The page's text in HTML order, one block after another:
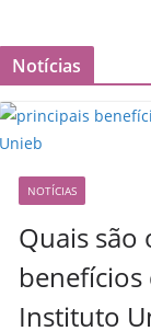
Notícias
NOTÍCIAS
Quais são
Instituto